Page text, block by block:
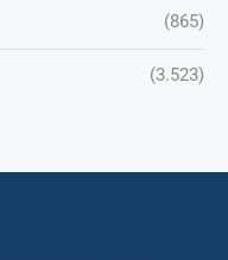
(865)
(3.523)